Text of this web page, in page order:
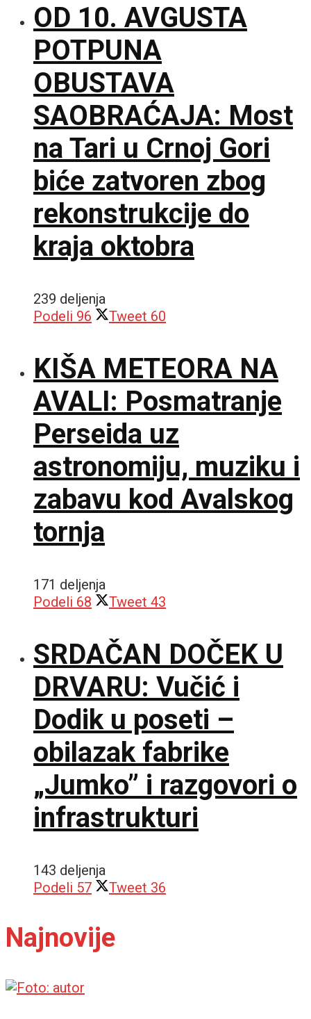
OD 10. AVGUSTA
POTPUNA
OBUSTAVA
SAOBRAĆAJA: Most
na Tari u Crnoj Gori
biće zatvoren zbog
rekonstrukcije do
kraja oktobra
239 deljenja
Podeli 96 Tweet 60
KIŠA METEORA NA
AVALI: Posmatranje
Perseida uz
astronomiju, muziku i
zabavu kod Avalskog
tornja
171 deljenja
Podeli 68 Tweet 43
SRDAČAN DOČEK U
DRVARU: Vučić i
Dodik u poseti –
obilazak fabrike
„Jumko” i razgovori o
infrastrukturi
143 deljenja
Podeli 57 Tweet 36
Najnovije